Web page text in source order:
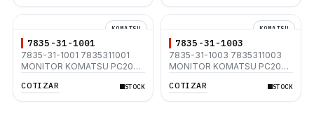
KOMATSU
7835-31-1001
7835-31-1001 7835311001
MONITOR KOMATSU PC200-
PC220LC-8
COTIZAR STOCK
KOMATSU
7835-31-1003
7835-31-1003 7835311003
MONITOR KOMATSU PC200-
PC220LC-8
COTIZAR STOCK